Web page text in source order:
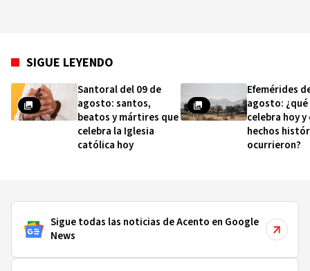
SIGUE LEYENDO
Santoral del 09 de
agosto: santos,
beatos y mártires que
celebra la Iglesia
católica hoy
Efemérides
agosto: ¿qué
celebra hoy y
hechos
ocurrieron?
Sigue todas las noticias de Acento en Google
News